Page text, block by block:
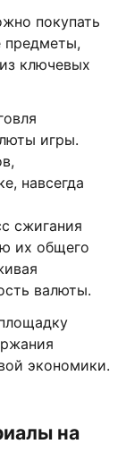
покупать
предметы,
ключевых
игры.
навсегда
сжигания
их общего
валюты.
экономики.
на